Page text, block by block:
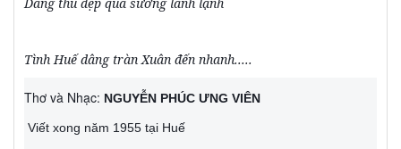
Tình Huế dâng tràn Xuân đến nhanh.....
Thơ và Nhạc: NGUYỄN PHÚC ƯNG VIÊN
Viết xong năm 1955 tại Huế